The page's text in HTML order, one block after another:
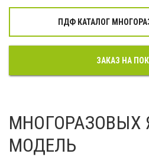
ПДФ КАТАЛОГ
ЗАКАЗ НА
МНОГОРАЗОВЫХ
МОДЕЛЬ